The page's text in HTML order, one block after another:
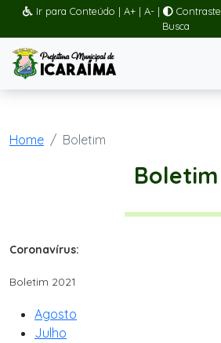
Ir para Conteúdo | A+ | A- | Contraste
Busca
Home Boletim
Boletim
Coronavírus:
Boletim 2021
Agosto
Julho